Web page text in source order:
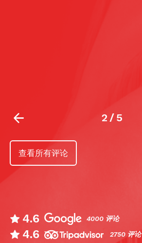
2/5
查看所有评论
4.6 4000 评论
4.6 2750 评论